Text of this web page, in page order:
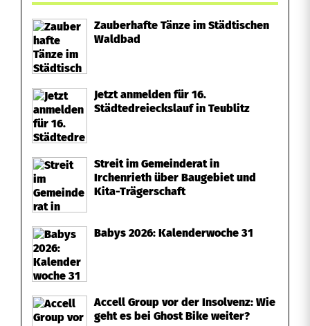
Zauberhafte Tänze im Städtischen
Waldbad
Jetzt anmelden für 16.
Städtedreieckslauf in Teublitz
Streit im Gemeinderat in
Irchenrieth über Baugebiet und
Kita-Trägerschaft
Babys 2026: Kalenderwoche 31
Accell Group vor der Insolvenz: Wie
geht es bei Ghost Bike weiter?